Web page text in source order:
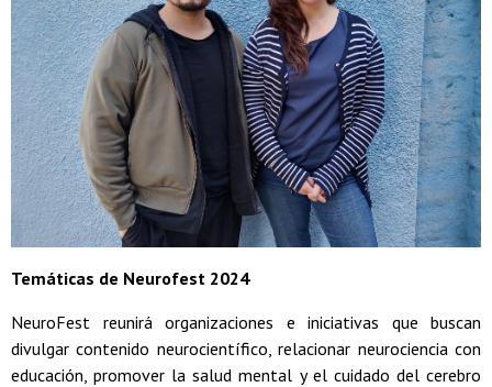
Temáticas de Neurofest 2024
NeuroFest reunirá organizaciones e iniciativas que buscan
divulgar contenido neurocientífico, relacionar neurociencia con
educación, promover la salud mental y el cuidado del cerebro